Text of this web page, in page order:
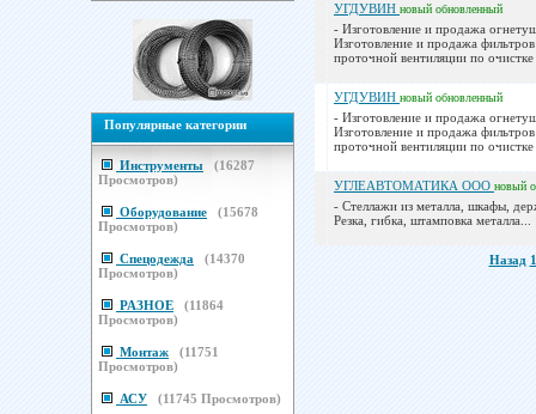
Популярные категории
Инструменты (16287
Просмотров)
Оборудование (15678
Просмотров)
Спецодежда (14370
Просмотров)
РАЗНОЕ (11864
Просмотров)
Монтаж (11751
Просмотров)
АСУ (11745 Просмотров)
УГДУВИН новый обновленный
- Изготовление и продажа
Изготовление и продажа
проточной вентиляции по очистке
УГДУВИН новый обновленный
- Изготовление и продажа
Изготовление и продажа
проточной вентиляции по очистке
УГЛЕАВТОМАТИКА ООО новый
- Стеллажи из металла, шкафы,
Резка, гибка, штамповка металла...
Назад 1